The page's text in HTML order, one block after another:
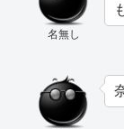
名無し